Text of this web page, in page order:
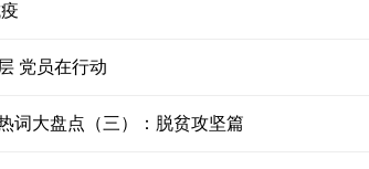
党员在行动
词大盘点（三）：脱贫攻坚篇